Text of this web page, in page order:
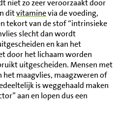
niet zo zeer veroorzaakt door
ditvitaminevia de voeding,
tekort van de stof “intrinsieke
slecht dan wordt
en kan het
door het lichaam worden
uitgescheiden. Mensen met
maagvlies, maagzweren of
is weggehaald maken
aan en lopen dus een